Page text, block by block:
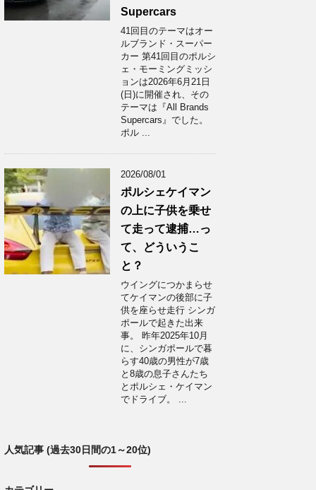
Supercars
41回目のテーマはオー
ルブランド・スーパー
カー 第41回目のポルシ
ェ・モーミングミッシ
ョンは2026年6月21日
(日)に開催され、その
テーマは『All Brands
Supercars』でした。
ポル ...
2026/08/01
ポルシェケイマン
の上に子供を乗せ
て走って逮捕…っ
て、どういうこ
と？
ウイングにつかまらせ
てケイマンの後部に子
供を座らせ走行 シンガ
ポールで起きた出来
事。 昨年2025年10月
に、シンガポールで暮
らす40歳の男性が7歳
と8歳の息子さんたち
とポルシェ・ケイマン
でドライブ。 ...
人気記事 (過去30日間の1～20位)